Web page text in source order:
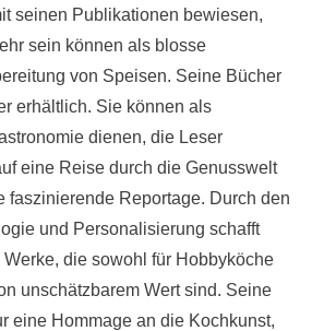
seinen Publikationen bewiesen,
sein können als blosse
von Speisen. Seine Bücher
erhältlich. Sie können als
dienen, die Leser
eine Reise durch die Genusswelt
faszinierende Reportage. Durch den
und Personalisierung schafft
die sowohl für Hobbyköche
unschätzbarem Wert sind. Seine
eine Hommage an die Kochkunst,